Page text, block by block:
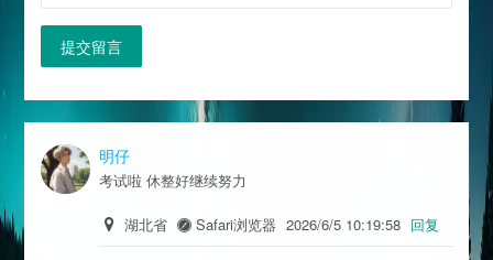
提交留言
明仔
考试啦 休整好继续努力
湖北省 Safari浏览器 2026/6/5 10:19:58 回复